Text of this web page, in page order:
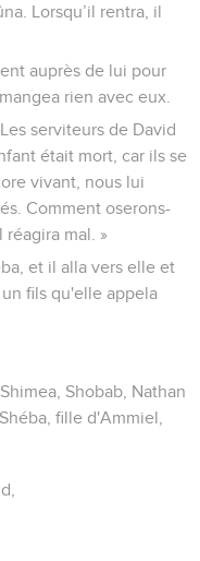
Lorsqu’il rentra, il
auprès de lui pour
rien avec eux.
serviteurs de David
était mort, car ils se
vivant, nous lui
Comment oserons-
mal. »
et il alla vers elle et
fils qu'elle appela
Shobab, Nathan
fille d'Ammiel,